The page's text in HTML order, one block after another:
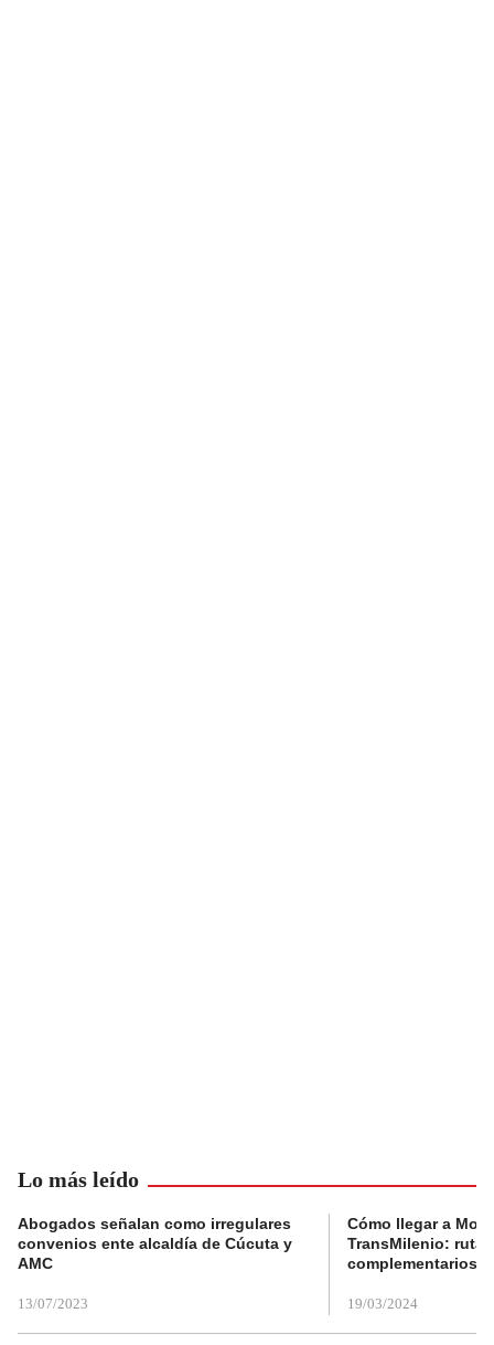
Lo más leído
Abogados señalan como irregulares
convenios ente alcaldía de Cúcuta y
AMC
13/07/2023
Cómo llegar a
TransMilenio:
complementarios
19/03/2024